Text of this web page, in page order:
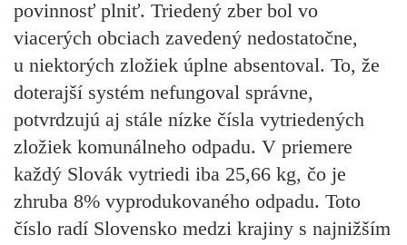
povinnosť plniť. Triedený zber bol vo
viacerých obciach zavedený nedostatočne,
u niektorých zložiek úplne absentoval. To, že
doterajší systém nefungoval správne,
potvrdzujú aj stále nízke čísla vytriedených
zložiek komunálneho odpadu. V priemere
každý Slovák vytriedi iba 25,66 kg, čo je
zhruba 8% vyprodukovaného odpadu. Toto
číslo radí Slovensko medzi krajiny s najnižším